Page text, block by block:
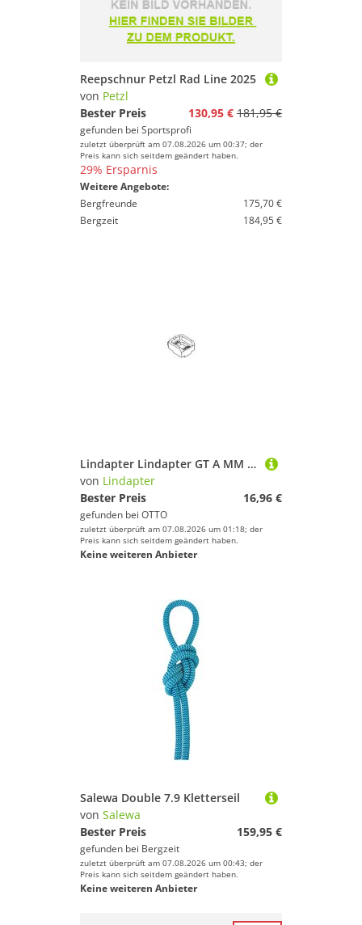
Reepschnur Petzl Rad Line 2025
von Petzl
Bester Preis
130,95 € 181,95 €
gefunden bei Sportsprofi
zuletzt überprüft am 07.08.2026 um 00:37; der
Preis kann sich seitdem geändert haben.
29% Ersparnis
Weitere Angebote:
Bergfreunde
175,70 €
Bergzeit
184,95 €
Lindapter Lindapter GT A MM 16 galvanisch verzinkt, mittel ** S Adapter
von Lindapter
Bester Preis
16,96 €
gefunden bei OTTO
zuletzt überprüft am 07.08.2026 um 01:18; der
Preis kann sich seitdem geändert haben.
Keine weiteren Anbieter
Salewa Double 7.9 Kletterseil
von Salewa
Bester Preis
159,95 €
gefunden bei Bergzeit
zuletzt überprüft am 07.08.2026 um 00:43; der
Preis kann sich seitdem geändert haben.
Keine weiteren Anbieter